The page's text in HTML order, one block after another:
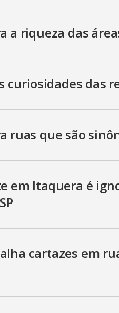
a riqueza das
curiosidades das
ruas que são
em Itaquera é
cartazes em